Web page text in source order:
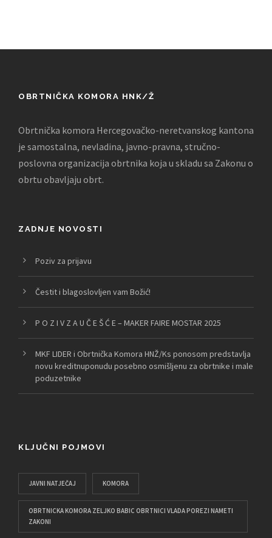
OBRTNIČKA KOMORA HNK/Ž
Obrtnička komora Hercegovačko-neretvanskog kantona
je samostalna, nevladina, javno-pravna, stručno-
poslovna organizacija obrtnika koja u skladu sa Zakonu o
obrtu obavljaju obrt.
ZADNJE NOVOSTI
Poziv za prijavu
Čestit i blagoslovljen vam Božić!
P O Z I V Z A U Č E Š Ć E – MAKER FAIRE MOSTAR 2025
MKF LIDER i Obrtnička Komora HNŽ/Ks ponosom predstavlja
novu kreditnuponudu posebno osmišljenu za obrtnike i male
poduzetnike
KLJUČNI POJMOVI
JAVNI NATJEČAJ KOMORA
OBRTNICKA KOMORA ZELJKO BABIC OBRTNICI VLADA POREZI NAMETI
ZAKONI